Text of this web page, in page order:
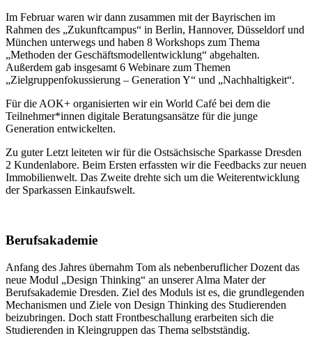
Im Februar waren wir dann zusammen mit der Bayrischen im
Rahmen des „Zukunftcampus“ in Berlin, Hannover, Düsseldorf und
München unterwegs und haben 8 Workshops zum Thema
„Methoden der Geschäftsmodellentwicklung“ abgehalten.
Außerdem gab insgesamt 6 Webinare zum Themen
„Zielgruppenfokussierung – Generation Y“ und „Nachhaltigkeit“.
Für die AOK+ organisierten wir ein World Café bei dem die
Teilnehmer*innen digitale Beratungsansätze für die junge
Generation entwickelten.
Zu guter Letzt leiteten wir für die Ostsächsische Sparkasse Dresden
2 Kundenlabore. Beim Ersten erfassten wir die Feedbacks zur neuen
Immobilienwelt. Das Zweite drehte sich um die Weiterentwicklung
der Sparkassen Einkaufswelt.
Berufsakademie
Anfang des Jahres übernahm Tom als nebenberuflicher Dozent das
neue Modul „Design Thinking“ an unserer Alma Mater der
Berufsakademie Dresden. Ziel des Moduls ist es, die grundlegenden
Mechanismen und Ziele von Design Thinking des Studierenden
beizubringen. Doch statt Frontbeschallung erarbeiten sich die
Studierenden in Kleingruppen das Thema selbstständig.